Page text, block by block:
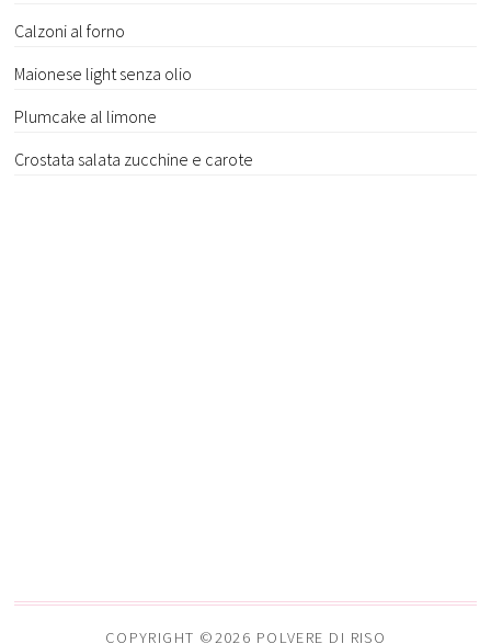
Calzoni al forno
Maionese light senza olio
Plumcake al limone
Crostata salata zucchine e carote
COPYRIGHT ©2026 POLVERE DI RISO